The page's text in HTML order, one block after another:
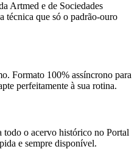
Artmed e de Sociedades
técnica que só o padrão-ouro
Formato 100% assíncrono para
perfeitamente à sua rotina.
todo o acervo histórico no Portal
e sempre disponível.